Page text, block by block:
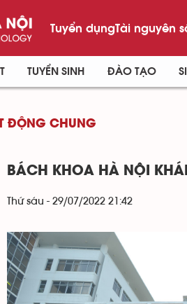
Tuyển dụngTài nguyên
TUYỂN SINH ĐÀO TẠO
ĐỘNG CHUNG
BÁCH KHOA HÀ NỘI
Thứ sáu - 29/07/2022 21:42